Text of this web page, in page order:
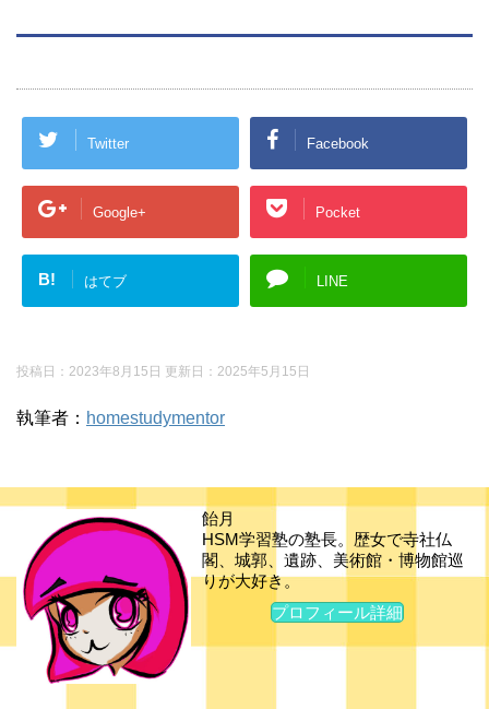
Twitter Facebook
Google+ Pocket
B! はてブ LINE
投稿日：2023年8月15日 更新日： 2025年5月15日
執筆者： homestudymentor
飴月
HSM学習塾の塾長。歴女で寺社仏
閣、城郭、遺跡、美術館・博物館巡
りが大好き。
プロフィール詳細